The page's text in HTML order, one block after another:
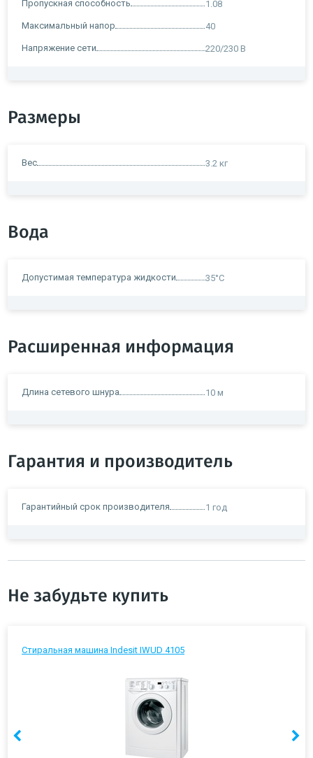
Пропускная способность 1.08
Максимальный напор 40
Напряжение сети 220/230 В
Размеры
Вес 3.2 кг
Вода
Допустимая температура жидкости 35°С
Расширенная информация
Длина сетевого шнура 10 м
Гарантия и производитель
Гарантийный срок производителя 1 год
Не забудьте купить
Стиральная машина Indesit IWUD 4105